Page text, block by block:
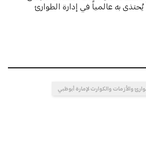
به عالمياً في إدارة الطوارئ
والأزمات والكوارث لإمارة أبوظبي